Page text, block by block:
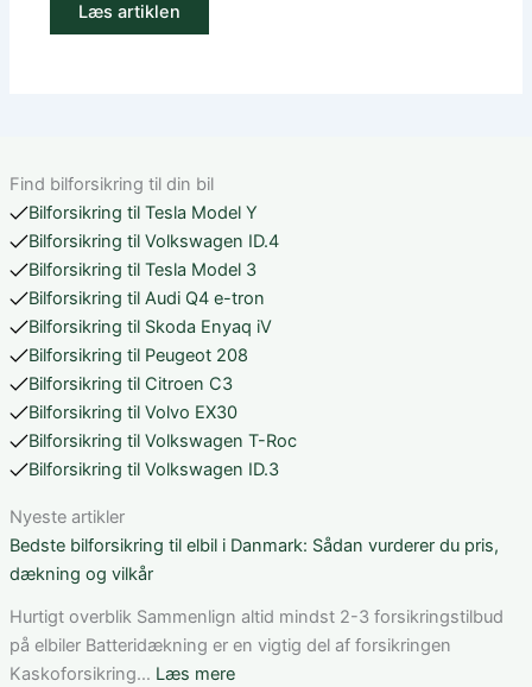
Læs artiklen
Find bilforsikring til din bil
Bilforsikring til Tesla Model Y
Bilforsikring til Volkswagen ID.4
Bilforsikring til Tesla Model 3
Bilforsikring til Audi Q4 e-tron
Bilforsikring til Skoda Enyaq iV
Bilforsikring til Peugeot 208
Bilforsikring til Citroen C3
Bilforsikring til Volvo EX30
Bilforsikring til Volkswagen T-Roc
Bilforsikring til Volkswagen ID.3
Nyeste artikler
Bedste bilforsikring til elbil i Danmark: Sådan vurderer du pris,
dækning og vilkår
Hurtigt overblik Sammenlign altid mindst 2-3 forsikringstilbud
på elbiler Batteridækning er en vigtig del af forsikringen
Kaskoforsikring… Læs mere: